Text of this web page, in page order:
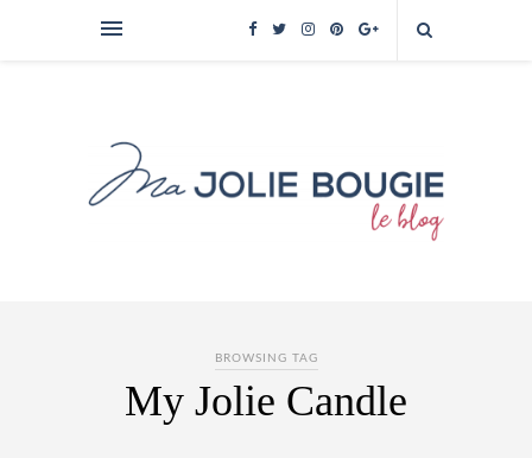
BROWSING TAG
My Jolie Candle